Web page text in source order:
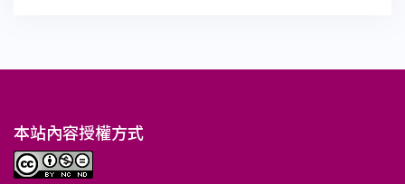
本站內容授權方式